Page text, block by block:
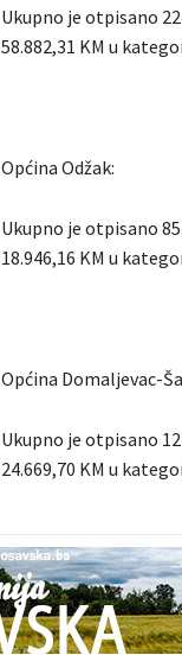
Ukupno je otpisano
58.882,31 KM u
Općina Odžak:
Ukupno je otpisano
18.946,16 KM u
Općina Domaljevac-
Ukupno je otpisano
24.669,70 KM u